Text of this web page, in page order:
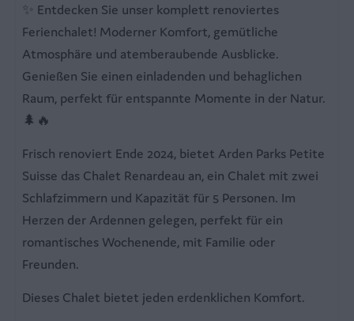
Vier Stühle
Flachbildfernseher
Tisch
Wohnzimmer
Küche
Herd mit Backofen
Geschirrspülmaschine
Electric cooker
Equipped kitchen
Kühlschrank mit Gefrierabteil
Kaffeemaschine
Mikrowelle
✨ Entdecken Sie unser komplett renoviertes
Ferienchalet! Moderner Komfort, gemütliche
Atmosphäre und atemberaubende Ausblicke.
Genießen Sie einen einladenden und behaglichen
Raum, perfekt für entspannte Momente in der Natur.
🌲🔥
Frisch renoviert Ende 2024, bietet Arden Parks Petite
Suisse das Chalet Renardeau an, ein Chalet mit zwei
Schlafzimmern und Kapazität für 5 Personen. Im
Herzen der Ardennen gelegen, perfekt für ein
romantisches Wochenende, mit Familie oder
Freunden.
Dieses Chalet bietet jeden erdenklichen Komfort.